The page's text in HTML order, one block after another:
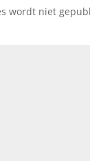
wordt niet